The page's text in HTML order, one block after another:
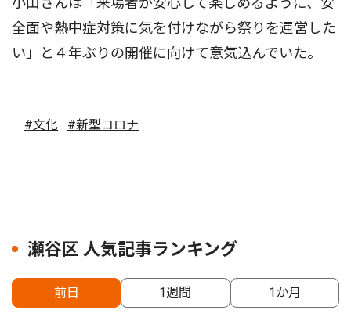
全面や熱中症対策に気を付けながら祭りを運営した
い」と４年ぶりの開催に向けて意気込んでいた。
#文化 #新型コロナ
瀬谷区 人気記事ランキング
前日 1週間 1か月